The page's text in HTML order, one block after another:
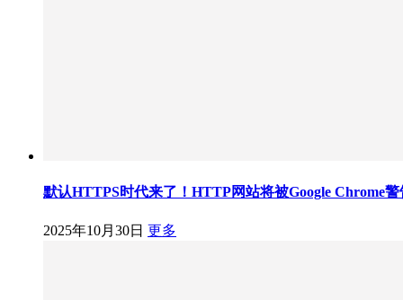
默认HTTPS时代来了！HTTP网站将被Google Chrome警
2025年10月30日 更多